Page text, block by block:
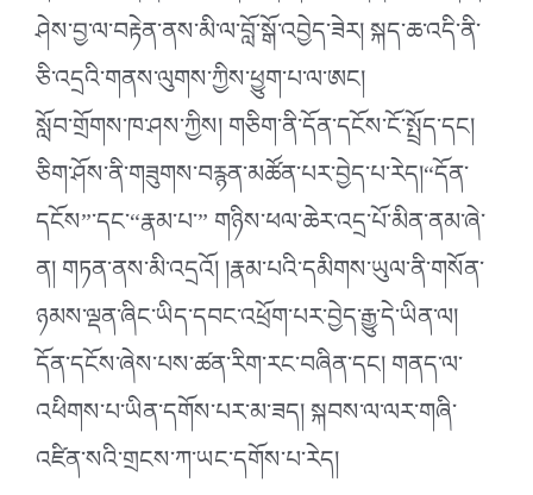
ཤེས་བྱ་ལ་བརྟེན་ནས་མི་ལ་བློ་སྒོ་འབྱེད་ཟེར། སྐད་ཆ་འདི་ནི་
ཅི་འདྲའི་གནས་ལུགས་ཀྱིས་ཕྱུག་པ་ལ་ཨང།
སློབ་གྲོགས་ཁ་ཤས་ཀྱིས། གཅིག་ནི་དོན་དངོས་ངོ་སྤྲོད་དང།
ཅིག་ཤོས་ནི་གཟུགས་བརྙན་མཚོན་པར་བྱེད་པ་རེད།“དོན་
དངོས”་དང་“རྣམ་པ་” གཉིས་ཕལ་ཆེར་འདྲ་པོ་མིན་ནམ་ཞེ་
ན། གཏན་ནས་མི་འདྲའོ། །རྣམ་པའི་དམིགས་ཡུལ་ནི་གསོན་
ཉམས་ལྡན་ཞིང་ཡིད་དབང་འཕྲོག་པར་བྱེད་རྒྱུ་དེ་ཡིན་ལ།
དོན་དངོས་ཞེས་པས་ཚན་རིག་རང་བཞིན་དང། གནད་ལ་
འཕིགས་པ་ཡིན་དགོས་པར་མ་ཟད། སྐབས་ལ་ལར་གཞི་
འཛིན་སའི་གྲངས་ཀ་ཡང་དགོས་པ་རེད།